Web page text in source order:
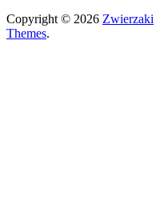
Copyright © 2026 Zwierzaki
Themes.